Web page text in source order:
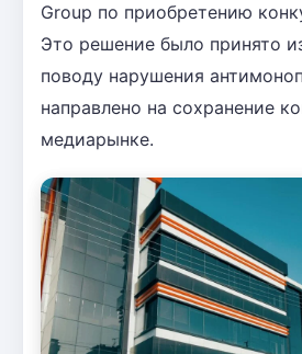
Group по приобретению
Это решение было принято
поводу нарушения
направлено на сохранение
медиарынке.